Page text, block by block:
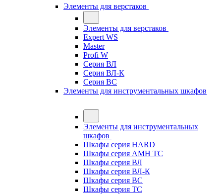
Элементы для верстаков
Элементы для верстаков
Expert WS
Master
Profi W
Серия ВЛ
Серия ВЛ-К
Серия ВС
Элементы для инструментальных шкафов
Элементы для инструментальных
шкафов
Шкафы серия HARD
Шкафы серия АМН ТС
Шкафы серия ВЛ
Шкафы серия ВЛ-К
Шкафы серия ВС
Шкафы серия ТС